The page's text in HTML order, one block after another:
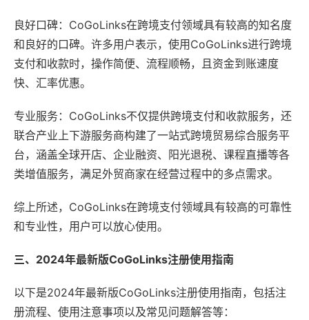
良好口碑：CoGoLinks在跨境支付领域具有较高的知名度
和良好的口碑。许多用户表示，使用CoGoLinks进行跨境
支付和收款时，操作简便、流程顺畅，且资金到账速度
快、汇率优惠。
专业服务：CoGoLinks不仅提供跨境支付和收款服务，还
联合产业上下游服务商构建了一站式跨境贸易综合服务平
台，涵盖全球开店、企业融资、阳光退税、课程直播等各
类增值服务，满足外贸商家在经营过程中的多点需求。
综上所述，CoGoLinks在跨境支付领域具有较高的可靠性
和专业性，用户可以放心使用。
三、2024年最新版CoGoLinks注册使用指南
以下是2024年最新版CoGoLinks注册使用指南，包括注
册流程、使用注意事项以及常见问题解答等：